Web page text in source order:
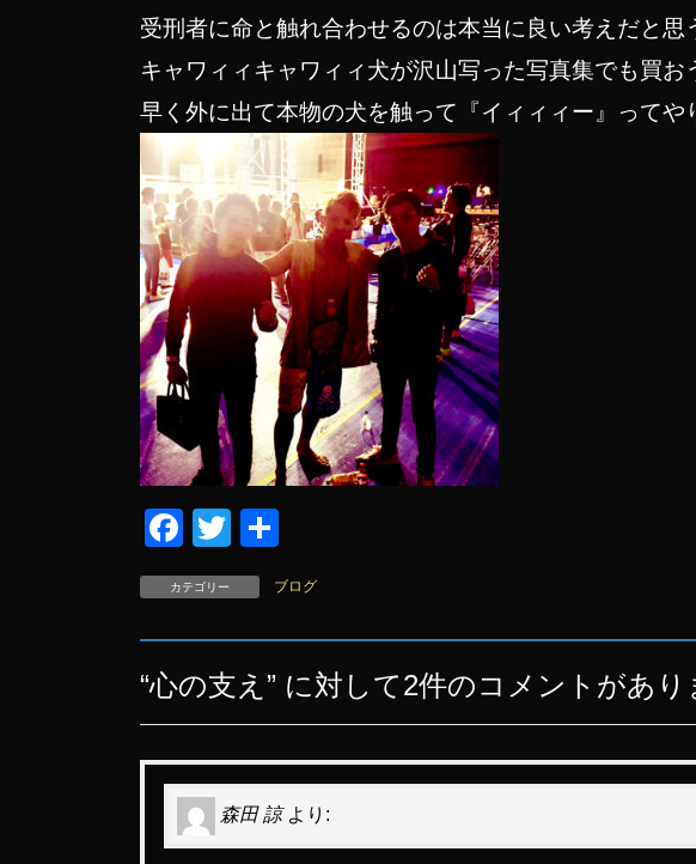
受刑者に命と触れ合わせるのは本当に良い考えだと思
キャワィィキャワィィ犬が沢山写った写真集でも買お
早く外に出て本物の犬を触って『イィィィー』ってや
F
a
c
e
b
o
o
k
T
wi
tt
er
カテゴリー ブログ
“心の支え ” に対して2件のコメントがあり
森田 諒 より: